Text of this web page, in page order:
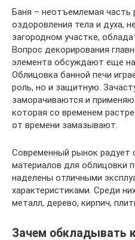
Баня – неотъемлемая часть
оздоровления тела и духа,
загородном участке,
Вопрос декорирования
элемента обсуждают еще на
Облицовка банной печи
роль, но и защитную.
заморачиваются и
которая со временем
от времени замазывают.
Современный рынок радует
материалов для облицовки
наделены отличными
характеристиками. Среди
металл, дерево, кирпич,
Зачем обкладывать